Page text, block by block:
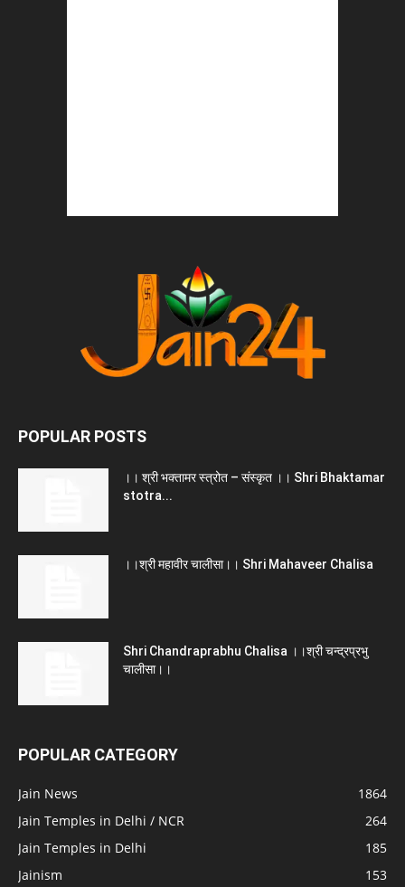
POPULAR POSTS
।। श्री भक्तामर स्त्रोत – संस्कृत ।। Shri Bhaktamar
stotra...
।।श्री महावीर चालीसा।। Shri Mahaveer Chalisa
Shri Chandraprabhu Chalisa ।।श्री चन्द्रप्रभु
चालीसा।।
POPULAR CATEGORY
Jain News
1864
Jain Temples in Delhi / NCR
264
Jain Temples in Delhi
185
Jainism
153